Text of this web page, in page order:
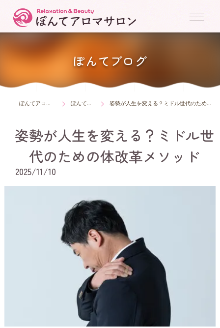
ぽんてブログ
ぽんてアロマサロン ぽんてブログ 姿勢が人生を変える？ミドル世代のための体改革メソッド
姿勢が人生を変える？ミドル世
代のための体改革メソッド
2025/11/10